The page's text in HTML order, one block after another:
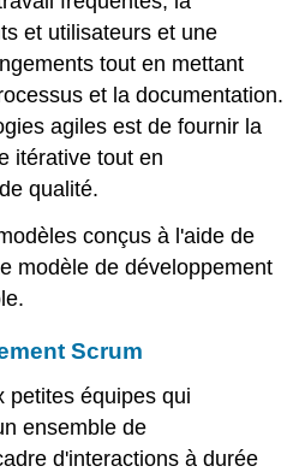
et utilisateurs et une
tout en mettant
et la documentation.
agiles est de fournir la
itérative tout en
qualité.
conçus à l'aide de
modèle de développement
Scrum
petites équipes qui
ensemble de
d'interactions à durée